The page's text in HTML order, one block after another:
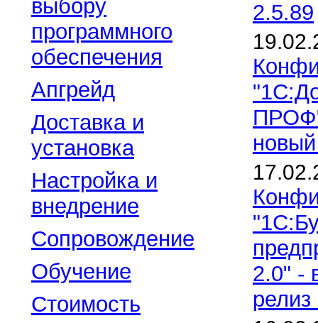
выбору
программного
обеспечения
Апгрейд
Доставка и
установка
Настройка и
внедрение
Сопровождение
Обучение
Стоимость
2.5.89
2.0" -